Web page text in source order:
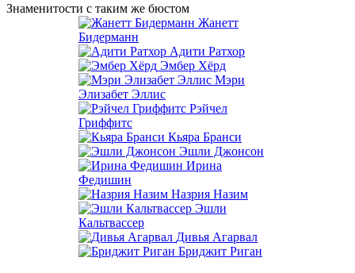
Знаменитости с таким же бюстом
Жанетт
Бидерманн
Адити Ратхор
Эмбер Хёрд
Мэри
Элизабет Эллис
Рэйчел
Гриффитс
Кьяра Бранси
Эшли Джонсон
Ирина
Федишин
Назрия Назим
Эшли
Кальтвассер
Дивья Агарвал
Бриджит Риган